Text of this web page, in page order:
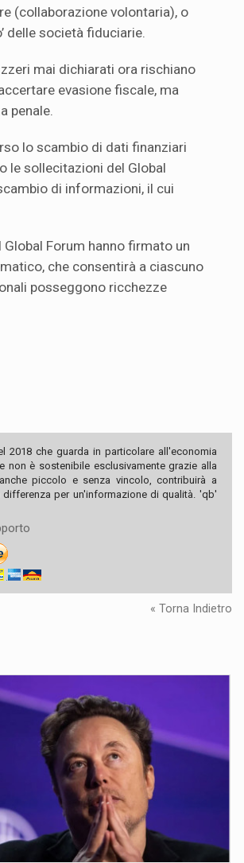
(collaborazione volontaria), o
delle società fiduciarie.
mai dichiarati ora rischiano
evasione fiscale, ma
penale.
lo scambio di dati finanziari
le sollecitazioni del Global
di informazioni, il cui
Forum hanno firmato un
che consentirà a ciascuno
posseggono ricchezze
2018 che guarda in particolare all'economia
non è sostenibile esclusivamente grazie alla
piccolo e senza vincolo, contribuirà a
per un'informazione di qualità. 'qb'
« Torna Indietro